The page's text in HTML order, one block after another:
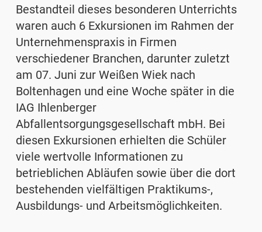
Bestandteil dieses besonderen Unterrichts
waren auch 6 Exkursionen im Rahmen der
Unternehmenspraxis in Firmen
verschiedener Branchen, darunter zuletzt
am 07. Juni zur Weißen Wiek nach
Boltenhagen und eine Woche später in die
IAG Ihlenberger
Abfallentsorgungsgesellschaft mbH. Bei
diesen Exkursionen erhielten die Schüler
viele wertvolle Informationen zu
betrieblichen Abläufen sowie über die dort
bestehenden vielfältigen Praktikums-,
Ausbildungs- und Arbeitsmöglichkeiten.